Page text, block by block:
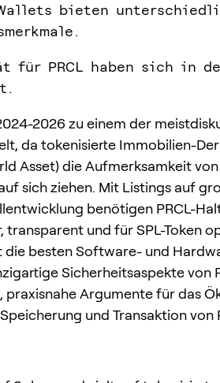
bieten
für PRCL haben sich in
2026 zu einem der
da tokenisierte Immobilien-
Asset) die Aufmerksamkeit
sich ziehen. Mit Listings auf
benötigen PRCL-
transparent und für SPL-Token
besten Software- und
Sicherheitsaspekte von
Argumente für das
und Transaktion von